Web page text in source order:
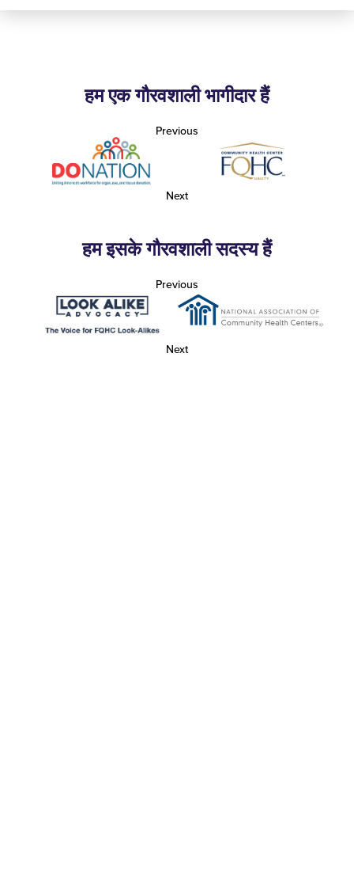
हम एक गौरवशाली भागीदार हैं
Previous
Next
हम इसके गौरवशाली सदस्य हैं
Previous
Next